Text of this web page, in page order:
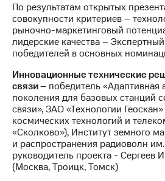
и акционерам
Корпоративное
управление
Корпоративный
Раскрытие
информации
Информация
акционерам
Документы
ПАО
"МТС"
Собрания
акционеров
По результатам открытых
совокупности критериев –
рыночно-маркетинговый
лидерские качества –
победителей в основных
Инновационные технические
связи– победитель «Адаптивная
поколения для базовых станций
связи», ЗАО «Технологии
космических технологий и
«Сколково»), Институт земного
и распространения радиоволн
руководитель проекта - Сергеев
(Москва, Троицк, Томск)